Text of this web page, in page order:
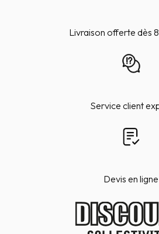
Livraison offerte dès
Service client
Devis en ligne